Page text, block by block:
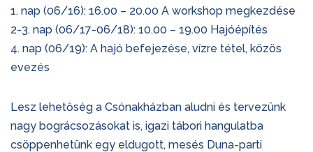
1. nap (06/16): 16.00 – 20.00 A workshop megkezdése
2-3. nap (06/17-06/18): 10.00 – 19.00 Hajóépítés
4. nap (06/19): A hajó befejezése, vízre tétel, közös
evezés
Lesz lehetőség a Csónakházban aludni és tervezünk
nagy bográcsozásokat is, igazi tábori hangulatba
csöppenhetünk egy eldugott, mesés Duna-parti